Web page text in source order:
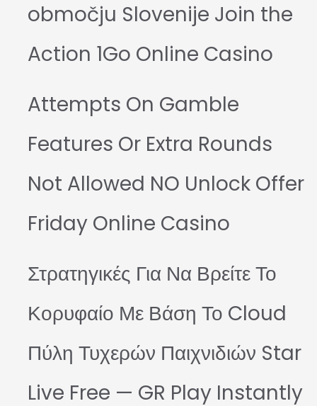
območju Slovenije Join the
Action 1Go Online Casino
Attempts On Gamble
Features Or Extra Rounds
Not Allowed NO Unlock Offer
Friday Online Casino
Στρατηγικές Για Να Βρείτε Το
Κορυφαίο Με Βάση Το Cloud
Πύλη Τυχερών Παιχνιδιών Star
Live Free — GR Play Instantly